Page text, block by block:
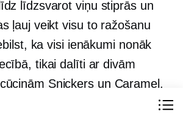
līdzsvarot viņu stiprās un
ļauj veikt visu to ražošanu
ka visi ienākumi nonāk
tikai dalīti ar divām
Snickers un Caramel.